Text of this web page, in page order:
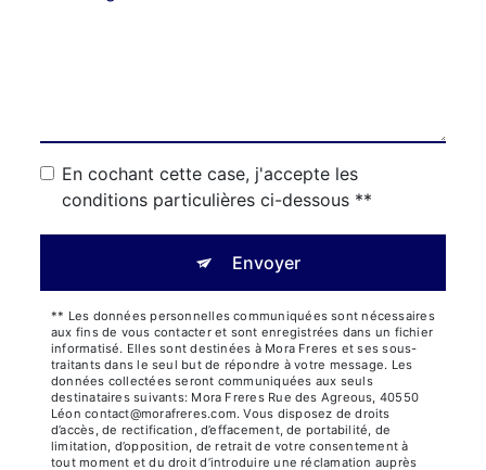
En cochant cette case, j'accepte les
conditions particulières ci-dessous **
Envoyer
** Les données personnelles communiquées sont nécessaires
aux fins de vous contacter et sont enregistrées dans un fichier
informatisé. Elles sont destinées à Mora Freres et ses sous-
traitants dans le seul but de répondre à votre message. Les
données collectées seront communiquées aux seuls
destinataires suivants: Mora Freres Rue des Agreous, 40550
Léon contact@morafreres.com. Vous disposez de droits
d’accès, de rectification, d’effacement, de portabilité, de
limitation, d’opposition, de retrait de votre consentement à
tout moment et du droit d’introduire une réclamation auprès